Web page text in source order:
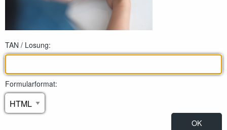
Anmeldebildschirm
TAN / Losung:
Formularformat: